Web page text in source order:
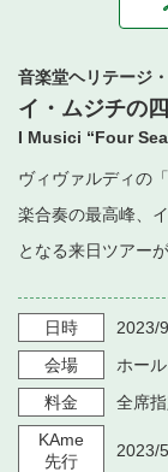
・ 空き状況
・ 抽選対象日
・ 利用料金
・ 音楽堂のご案内
・ フロアマップ
・ 芸術参与
神奈川県立音楽堂
SNS
音楽堂ヘリテージ
イ・ムジチの
I Musici “Four
ヴィヴァルディの
楽合奏の最高峰、
となる来日ツアー
日時 2023/
会場
ホール
料金
全席
KAme
先行
2023/